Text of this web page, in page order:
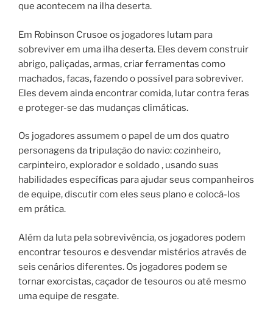
que acontecem na ilha deserta.
Em Robinson Crusoe os jogadores lutam para
sobreviver em uma ilha deserta. Eles devem construir
abrigo, paliçadas, armas, criar ferramentas como
machados, facas, fazendo o possível para sobreviver.
Eles devem ainda encontrar comida, lutar contra feras
e proteger-se das mudanças climáticas.
Os jogadores assumem o papel de um dos quatro
personagens da tripulação do navio: cozinheiro,
carpinteiro, explorador e soldado , usando suas
habilidades específicas para ajudar seus companheiros
de equipe, discutir com eles seus plano e colocá-los
em prática.
Além da luta pela sobrevivência, os jogadores podem
encontrar tesouros e desvendar mistérios através de
seis cenários diferentes. Os jogadores podem se
tornar exorcistas, caçador de tesouros ou até mesmo
uma equipe de resgate.